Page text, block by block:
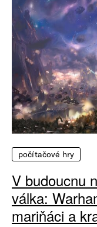
počítačové hry
V budoucnu
válka:
mariňáci a